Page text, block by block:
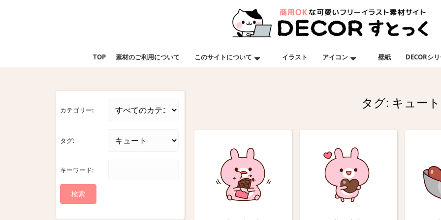
TOP 素材のご利用について このサイトについて イラスト アイコン 壁紙 DECORシ
カテゴリー:
タグ:
キーワード:
タグ: キュート